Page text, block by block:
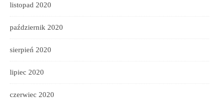
listopad 2020
październik 2020
sierpień 2020
lipiec 2020
czerwiec 2020